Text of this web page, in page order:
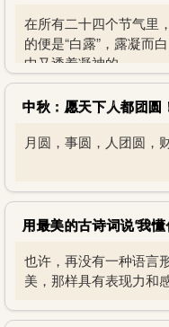
在所有二十四个节气里
的便是“白露”，露凝而
中又透着凝神的
中秋：愿天下人都团圆
月圆，事圆，人团圆，
用最美的古诗词说‘我
也许，再没有一种语言
美，那样具有表现力和